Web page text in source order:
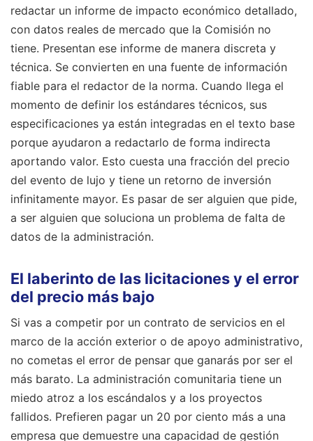
redactar un informe de impacto económico detallado,
con datos reales de mercado que la Comisión no
tiene. Presentan ese informe de manera discreta y
técnica. Se convierten en una fuente de información
fiable para el redactor de la norma. Cuando llega el
momento de definir los estándares técnicos, sus
especificaciones ya están integradas en el texto base
porque ayudaron a redactarlo de forma indirecta
aportando valor. Esto cuesta una fracción del precio
del evento de lujo y tiene un retorno de inversión
infinitamente mayor. Es pasar de ser alguien que pide,
a ser alguien que soluciona un problema de falta de
datos de la administración.
El laberinto de las licitaciones y el error
del precio más bajo
Si vas a competir por un contrato de servicios en el
marco de la acción exterior o de apoyo administrativo,
no cometas el error de pensar que ganarás por ser el
más barato. La administración comunitaria tiene un
miedo atroz a los escándalos y a los proyectos
fallidos. Prefieren pagar un 20 por ciento más a una
empresa que demuestre una capacidad de gestión